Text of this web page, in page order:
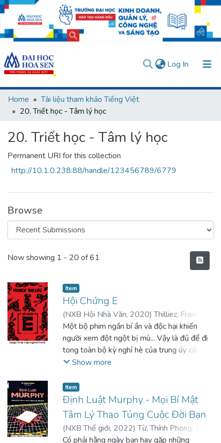
Log In (current)
Communities & Collections
All of DSpace
Statistics
User guides
Usage rules
Verify account
Home
Tài liệu tham khảo Tiếng Việt
20. Triết học - Tâm lý học
20. Triết học - Tâm lý học
Permanent URI for this collection
http://10.1.0.238:88/handle/123456789/6779
Browse
Recent Submissions
Now showing 1 - 20 of 61
Item
Hội Chứng E
(NXB Hội Nhà Văn, 2020)Thilliez, Franck
Nguyễn, Thị Tươi
Một bộ phim ngắn bí ẩn và độc hại khiến
người xem đột ngột bị mù... Vậy là đủ để đi
tong toàn bộ kỳ nghỉ hè của trung úy cảnh
sát Lucie Hennebelle. Năm xác chết bị cắt
mất não, mất mắt, và phân hủy đến khó lòng
nhận dạng... Chẳng cần gì hơn thế để mời gọi
thanh tra trưởng Franck Sharko đang trong
kỳ nghỉ cưỡng chế phải quay trở lại đội Hình
sự. Hai hướng điều tra cho cùng một vụ án
Show more
Item
Định Luật Murphy - Mọi Bí Mật
Tâm Lý Thao Túng Cuộc Đời Bạn
(NXB Thế giới, 2022)Từ, Thính Phong;
Dung
Có phải hằng ngày bạn hay gặp những